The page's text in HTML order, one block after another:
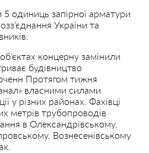
5 одиниць запірної арматури
України та
концерну замінили
будівництво
Протягом тижня
власними силами
у різних районах. Фахівці
метрів трубопроводів
в Олександрівському,
Вознесенівському